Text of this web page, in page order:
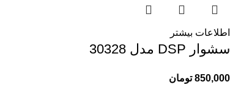
اطلاعات بیشتر
سشوار DSP مدل 30328
850,000 تومان